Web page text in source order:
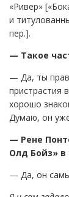
«Ривер»
и
пер.].
— Такое
— Да, ты
пристрастия
хорошо
Думаю, он
— Рене
Олд Бойз» в
— Да, он